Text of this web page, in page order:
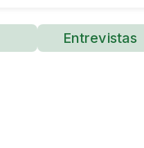
Entrevistas